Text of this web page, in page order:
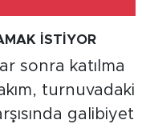
İSTİYOR
sonra katılma
turnuvadaki
galibiyet